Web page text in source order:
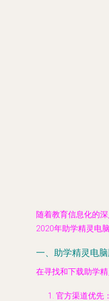
随着教育信息化的
2020年助学精灵电
一、助学精灵电
在寻找和下载助学
官方渠道优先